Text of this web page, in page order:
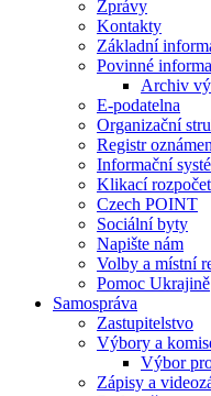
Zprávy
Kontakty
Základní
Povinné
Archiv
E-podatelna
Organizační
Registr
Informační
Klikací rozpočet
Czech POINT
Sociální byty
Napište nám
Volby a místní
Pomoc Ukrajině
Samospráva
Zastupitelstvo
Výbory a
Výbor
Zápisy a